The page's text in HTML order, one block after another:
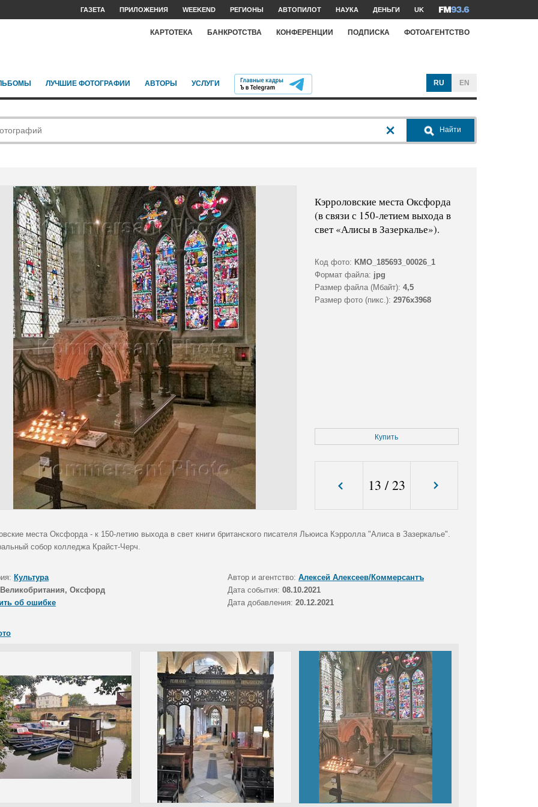
ГАЗЕТА ПРИЛОЖЕНИЯ WEEKEND РЕГИОНЫ АВТОПИЛОТ НАУКА ДЕНЬГИ UK
КАРТОТЕКА БАНКРОТСТВА КОНФЕРЕНЦИИ ПОДПИСКА ФОТОАГЕНТСТВО
ЛУЧШИЕ ФОТОГРАФИИ АВТОРЫ УСЛУГИ RU EN
Найти
Кэрроловские места Оксфорда
(в связи с 150-летием выхода в
свет «Алисы в Зазеркалье»).
Код фото: KMO_185693_00026_1
Формат файла: jpg
Размер файла (Мбайт): 4,5
Размер фото (пикс.): 2976x3968
Купить
13 /23
места Оксфорда - к 150-летию выхода в свет книги британского писателя Льюиса Кэрролла "Алиса в Зазеркалье".
собор колледжа Крайст-Черч.
Культура Автор и агентство: Алексей Алексеев/Коммерсантъ
Великобритания, Оксфорд Дата события: 08.10.2021
об ошибке
Дата добавления: 20.12.2021